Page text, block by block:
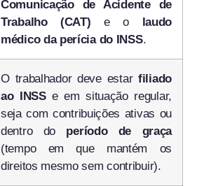
Comunicação de Acidente de
Trabalho (CAT) e o laudo
médico da perícia do INSS.
O trabalhador deve estarfiliado
ao INSSe em situação regular,
seja com contribuições ativas ou
dentro do período de graça
(tempo em que mantém os
direitos mesmo sem contribuir).